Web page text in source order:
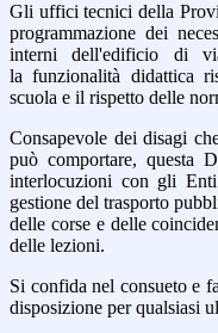
Gli uffici tecnici della
programmazione dei
interni dell'edificio di
la funzionalità didattica
scuola e il rispetto delle
Consapevole dei disagi
può comportare, questa
interlocuzioni con gli
gestione del trasporto
delle corse e delle
delle lezioni.
Si confida nel consueto e
disposizione per qualsiasi